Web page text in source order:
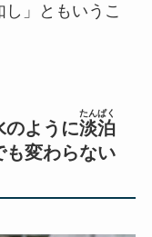
し」ともいうこ
のように淡泊
たんぱく
も変わらない